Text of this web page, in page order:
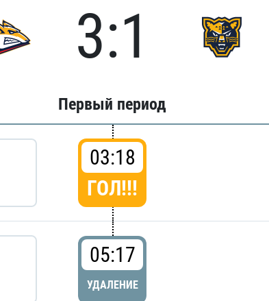
3:1
Первый период
03:18
ГОЛ!!!
05:17
УДАЛЕНИЕ